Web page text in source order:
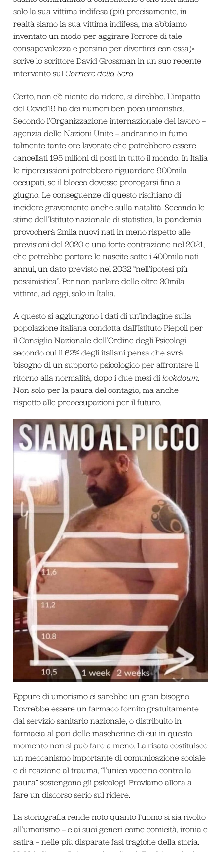
solo la sua vittima indifesa (più precisamente, in
realtà siamo la sua vittima indifesa, ma abbiamo
inventato un modo per aggirare l’orrore di tale
consapevolezza e persino per divertirci con essa)»
scrive lo scrittore David Grossman in un suo recente
intervento sul Corriere della Sera.
Certo, non c’è niente da ridere, si direbbe. L’impatto
del Covid19 ha dei numeri ben poco umoristici.
Secondo l’Organizzazione internazionale del lavoro –
agenzia delle Nazioni Unite – andranno in fumo
talmente tante ore lavorate che potrebbero essere
cancellati 195 milioni di posti in tutto il mondo. In Italia
le ripercussioni potrebbero riguardare 900mila
occupati, se il blocco dovesse prorogarsi fino a
giugno. Le conseguenze di questo rischiano di
incidere gravemente anche sulla natalità. Secondo le
stime dell’Istituto nazionale di statistica, la pandemia
provocherà 2mila nuovi nati in meno rispetto alle
previsioni del 2020 e una forte contrazione nel 2021,
che potrebbe portare le nascite sotto i 400mila nati
annui, un dato previsto nel 2032 “nell’ipotesi più
pessimistica”. Per non parlare delle oltre 30mila
vittime, ad oggi, solo in Italia.
A questo si aggiungono i dati di un’indagine sulla
popolazione italiana condotta dall’Istituto Piepoli per
il Consiglio Nazionale dell’Ordine degli Psicologi
secondo cui il 62% degli italiani pensa che avrà
bisogno di un supporto psicologico per affrontare il
ritorno alla normalità, dopo i due mesi di lockdown.
Non solo per la paura del contagio, ma anche
rispetto alle preoccupazioni per il futuro.
Eppure di umorismo ci sarebbe un gran bisogno.
Dovrebbe essere un farmaco fornito gratuitamente
dal servizio sanitario nazionale, o distribuito in
farmacia al pari delle mascherine di cui in questo
momento non si può fare a meno. La risata costituisce
un meccanismo importante di comunicazione sociale
e di reazione al trauma, “l’unico vaccino contro la
paura” sostengono gli psicologi. Proviamo allora a
fare un discorso serio sul ridere.
La storiografia rende noto quanto l’uomo si sia rivolto
all’umorismo – e ai suoi generi come comicità, ironia e
satira – nelle più disparate fasi tragiche della storia.